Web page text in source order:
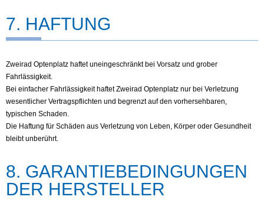
7. HAFTUNG
Zweirad Optenplatz haftet uneingeschränkt bei Vorsatz und grober
Fahrlässigkeit.
Bei einfacher Fahrlässigkeit haftet Zweirad Optenplatz nur bei Verletzung
wesentlicher Vertragspflichten und begrenzt auf den vorhersehbaren,
typischen Schaden.
Die Haftung für Schäden aus Verletzung von Leben, Körper oder Gesundheit
bleibt unberührt.
8. GARANTIEBEDINGUNGEN
DER HERSTELLER